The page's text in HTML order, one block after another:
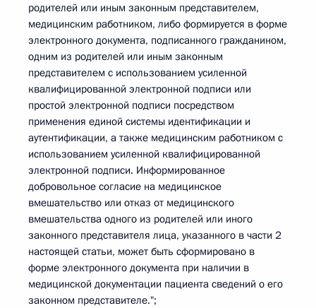
родителей или иным законным представителем,
медицинским работником, либо формируется в форме
электронного документа, подписанного гражданином,
одним из родителей или иным законным
представителем с использованием усиленной
квалифицированной электронной подписи или
простой электронной подписи посредством
применения единой системы идентификации и
аутентификации, а также медицинским работником с
использованием усиленной квалифицированной
электронной подписи. Информированное
добровольное согласие на медицинское
вмешательство или отказ от медицинского
вмешательства одного из родителей или иного
законного представителя лица, указанного в части 2
настоящей статьи, может быть сформировано в
форме электронного документа при наличии в
медицинской документации пациента сведений о его
законном представителе.";